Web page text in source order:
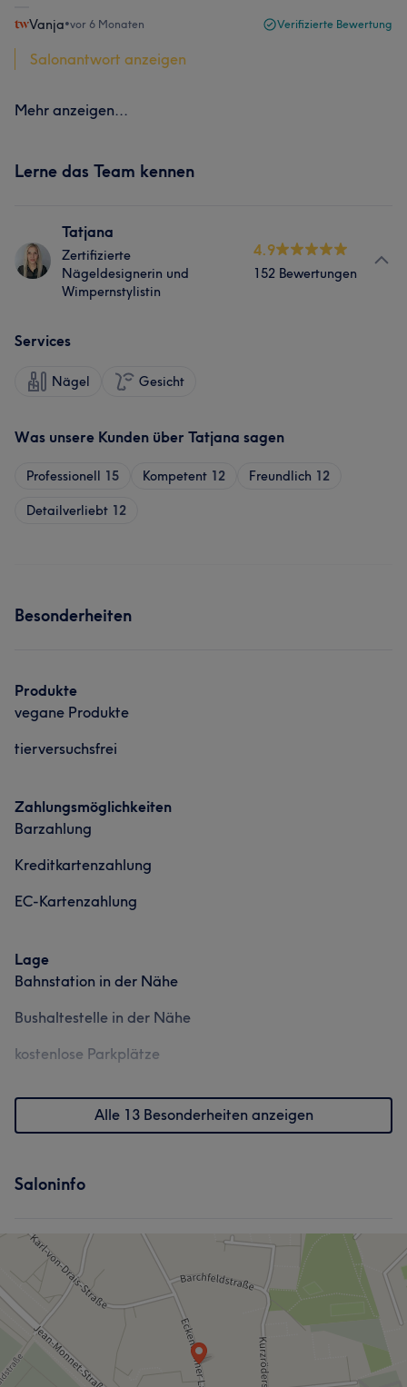
Vanja•vor 6 Monaten Verifizierte Bewertung
Salonantwort anzeigen
Mehr anzeigen...
Lerne das Team kennen
Tatjana
Zertifizierte
Nägeldesignerin und
Wimpernstylistin
4.9
152 Bewertungen
Services
Nägel Gesicht
Was unsere Kunden über Tatjana sagen
Professionell 15 Kompetent 12 Freundlich 12
Detailverliebt 12
Besonderheiten
Produkte
vegane Produkte
tierversuchsfrei
Zahlungsmöglichkeiten
Barzahlung
Kreditkartenzahlung
EC-Kartenzahlung
Lage
Bahnstation in der Nähe
Bushaltestelle in der Nähe
kostenlose Parkplätze
Alle 13 Besonderheiten anzeigen
Saloninfo